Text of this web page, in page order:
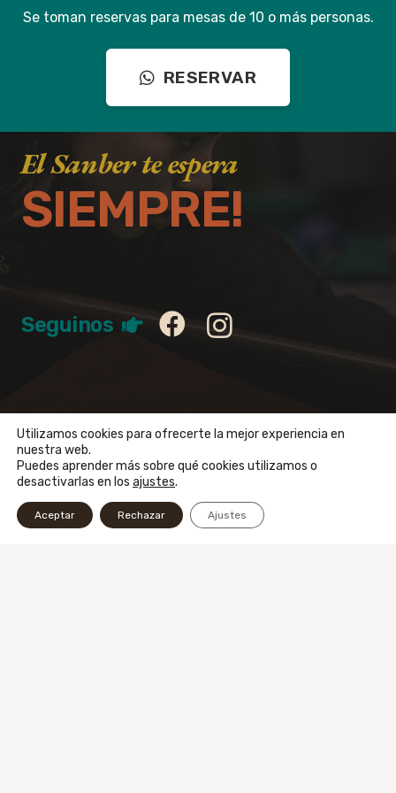
Se toman reservas para mesas de 10 o más personas.
RESERVAR
El Sanber te espera
SIEMPRE!
Seguinos
Lunes a viernes de 10 a 3.30 hs.
Sábados de 8 a 3.30 hs.
Domingos de 18 a 2.00 hs.
Utilizamos cookies para ofrecerte la mejor experiencia en
nuestra web.
Puedes aprender más sobre qué cookies utilizamos o
desactivarlas en los ajustes.
Aceptar Rechazar Ajustes